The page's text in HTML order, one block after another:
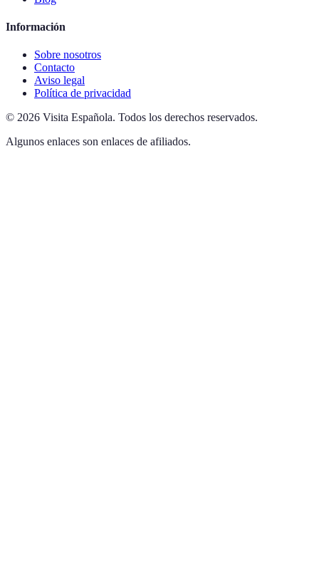
Información
Sobre nosotros
Contacto
Aviso legal
Política de privacidad
© 2026 Visita Española. Todos los derechos reservados.
Algunos enlaces son enlaces de afiliados.